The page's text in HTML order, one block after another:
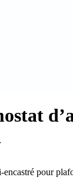
encastré pour